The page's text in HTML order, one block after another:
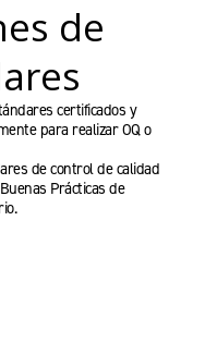
de
certificados y
para realizar OQ o
de control de calidad
Prácticas de